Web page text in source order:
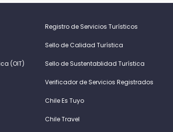
(OIT)
Registro de Servicios Turísticos
Sello de Calidad Turística
Sello de Sustentablidad Turística
Verificador de Servicios Registrados
Chile Es Tuyo
Chile Travel